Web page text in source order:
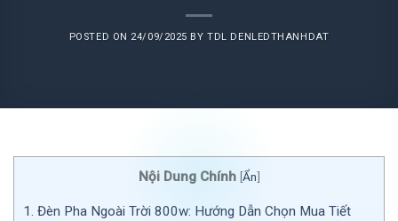
POSTED ON 24/09/2025 BYTDL DENLEDTHANHDAT
Nội Dung Chính [Ẩn]
1. Đèn Pha Ngoài Trời 800w: Hướng Dẫn Chọn Mua Tiết